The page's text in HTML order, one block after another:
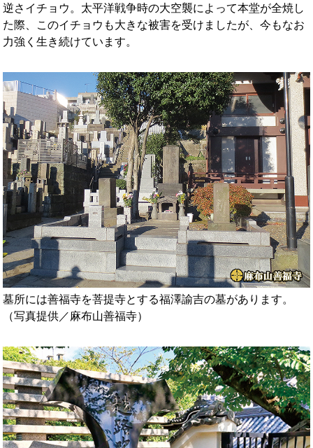
逆さイチョウ。太平洋戦争時の大空襲によって本堂が全焼し
た際、このイチョウも大きな被害を受けましたが、今もなお
力強く生き続けています。
墓所には善福寺を菩提寺とする福澤諭吉の墓があります。
（写真提供／麻布山善福寺）